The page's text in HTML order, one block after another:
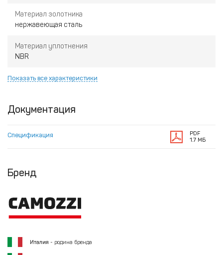
Материал золотника
нержавеющая сталь
Материал уплотнения
NBR
Показать все характеристики
Документация
Спецификация
PDF
1.7 МБ
Бренд
Италия - родина бренда